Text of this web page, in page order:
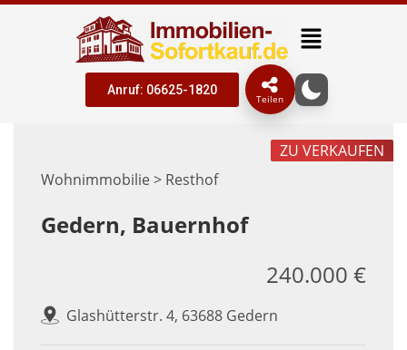
Anruf: 06625-1820
Teilen
Wohnimmobilie > Resthof
ZU VERKAUFEN
Gedern, Bauernhof
Glashütterstr. 4, 63688 Gedern
240.000 €